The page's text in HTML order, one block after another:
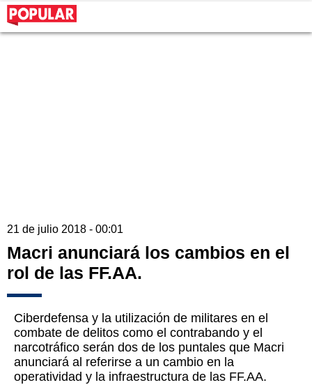
21 de julio 2018 - 00:01
Macri anunciará los cambios en el
rol de las FF.AA.
Ciberdefensa y la utilización de militares en el
combate de delitos como el contrabando y el
narcotráfico serán dos de los puntales que Macri
anunciará al referirse a un cambio en la
operatividad y la infraestructura de las FF.AA.